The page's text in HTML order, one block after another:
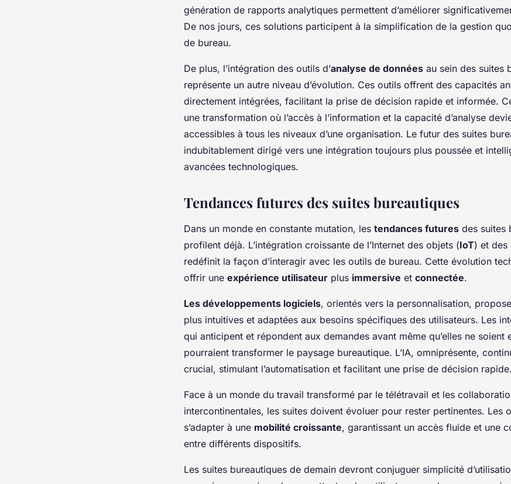
génération de rapports analytiques permettent d’améliorer
De nos jours, ces solutions participent à la simplification de la gestion
de bureau.
De plus, l’intégration des outils d’analyse de données au sein des suites
représente un autre niveau d’évolution. Ces outils offrent des capacités
directement intégrées, facilitant la prise de décision rapide et informée.
une transformation où l’accès à l’information et la capacité d’analyse
accessibles à tous les niveaux d’une organisation. Le futur des suites
indubitablement dirigé vers une intégration toujours plus poussée et
avancées technologiques.
Tendances futures des suites bureautiques
Dans un monde en constante mutation, les tendances futures des suites
profilent déjà. L’intégration croissante de l’Internet des objets (IoT) et des
redéfinit la façon d’interagir avec les outils de bureau. Cette évolution
offrir une expérience utilisateur plus immersive et connectée.
Les développements logiciels, orientés vers la personnalisation,
plus intuitives et adaptées aux besoins spécifiques des utilisateurs. Les
qui anticipent et répondent aux demandes avant même qu’elles ne soient
pourraient transformer le paysage bureautique. L’IA, omniprésente,
crucial, stimulant l’automatisation et facilitant une prise de décision rapide.
Face à un monde du travail transformé par le télétravail et les
intercontinentales, les suites doivent évoluer pour rester pertinentes. Les
s’adapter à une mobilité croissante, garantissant un accès fluide et une
entre différents dispositifs.
Les suites bureautiques de demain devront conjuguer simplicité